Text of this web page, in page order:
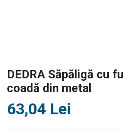
DEDRA Săpăligă cu
coadă din metal
63,04 Lei